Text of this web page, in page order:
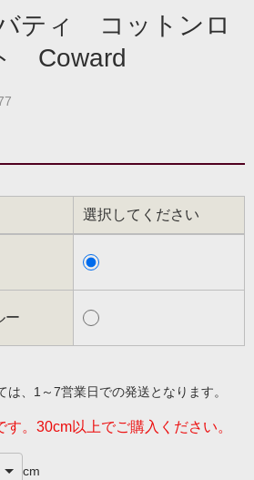
ティ コットンロ
Coward
選択してください
ー
、1～7営業日での発送となります。
。30cm以上でご購入ください。
cm